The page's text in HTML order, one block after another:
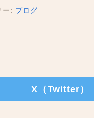
ー: ブログ
X（Twitter）